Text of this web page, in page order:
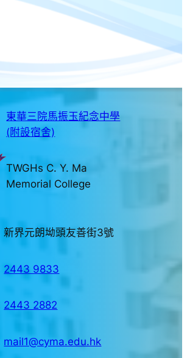
東華三院馬振玉紀念中學
(附設宿舍)
TWGHs C. Y. Ma
Memorial College
新界元朗坳頭友善街3號
2443 9833
2443 2882
mail1@cyma.edu.hk